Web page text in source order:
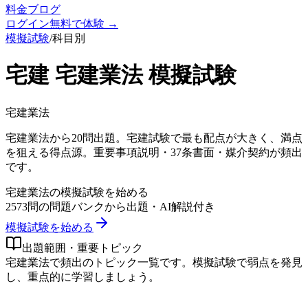
料金ブログ
ログイン無料で体験 →
模擬試験/科目別
宅建 宅建業法模擬試験
宅建業法
宅建業法から20問出題。宅建試験で最も配点が大きく、満点
を狙える得点源。重要事項説明・37条書面・媒介契約が頻出
です。
宅建業法の模擬試験を始める
2573問の問題バンクから出題 ・AI解説付き
模擬試験を始める
出題範囲・重要トピック
宅建業法で頻出のトピック一覧です。模擬試験で弱点を発見
し、重点的に学習しましょう。